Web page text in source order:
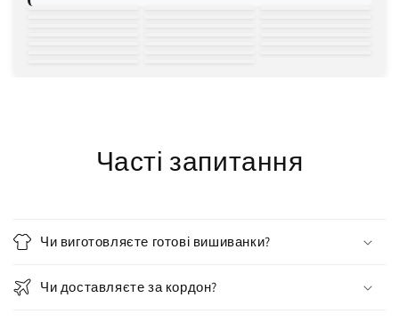
Часті запитання
Чи виготовляєте готові вишиванки?
Чи доставляєте за кордон?